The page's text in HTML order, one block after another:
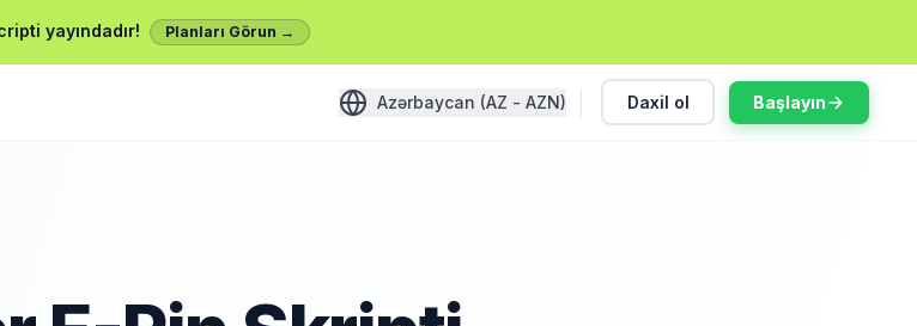
yayındadır! Planları Görun →
Azərbaycan (AZ - AZN) Daxil ol Başlayın